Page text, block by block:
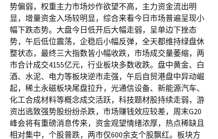
势偏弱，权重主力市场炒作欲望不高，主力资金流出明
显，增量资金入场较明显，综合来看今日市场普遍呈现小
幅下跌态势。大盘今日低开后大幅走弱，呈单边下挫态
势，午后低位震荡，企稳后小幅反弹，全天都维持绿盘休
整状态，最终三大指数皆小幅收跌，市场成交量萎缩，两
市合计成交4155亿元，行业板块多数收跌。盘中黄金、白
酒、水泥、电力等板块逆市走强，午后自贸港盘中异动崛
起，稀土永磁板块尾盘拉升，光通信设备、新能源汽车、
化工合成材料等概念成交活跃，科技题材股持续走弱，游
资出逃致强势股纷纷杀跌，市场赚钱效应较差，周末G20
峰会将有重磅消息传来，资金观望情绪浓厚，热点稀缺且
相对集中，个股普跌，两市仅600余支个股飘红。板块方